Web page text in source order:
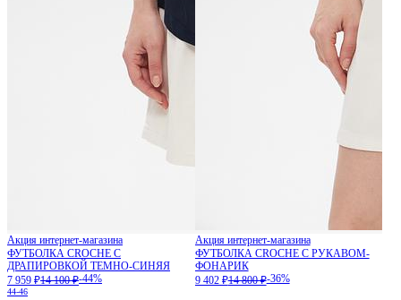
Акция интернет-магазина
ФУТБОЛКА CROCHE С
ДРАПИРОВКОЙ ТЕМНО-СИНЯЯ
7 959 ₽14 100 ₽-44%
44-46
Акция интернет-магазина
ФУТБОЛКА CROCHE С РУКАВОМ-
ФОНАРИК
9 402 ₽14 800 ₽-36%